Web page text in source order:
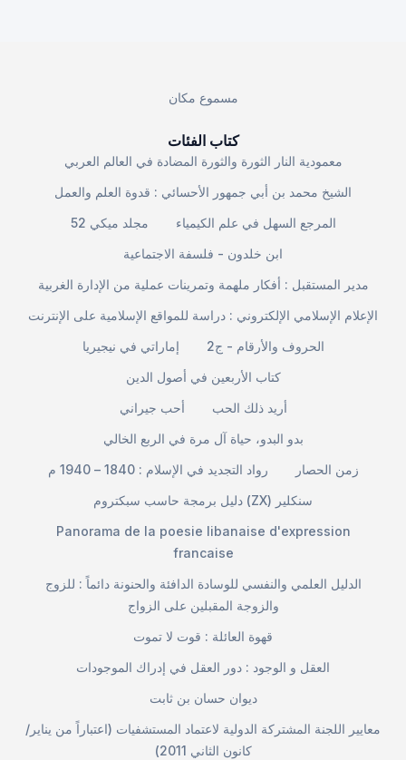
مسموع مكان
كتاب الفئات
معمودية النار الثورة والثورة المضادة في العالم العربي
الشيخ محمد بن أبي جمهور الأحسائي : قدوة العلم والعمل
مجلد ميكي 52
المرجع السهل في علم الكيمياء
ابن خلدون - فلسفة الاجتماعية
مدير المستقبل : أفكار ملهمة وتمرينات عملية من الإدارة الغربية
الإعلام الإسلامي الإلكتروني : دراسة للمواقع الإسلامية على الإنترنت
إماراتي في نيجيريا
الحروف والأرقام - ج2
كتاب الأربعين في أصول الدين
أحب جيراني
أريد ذلك الحب
بدو البدو، حياة آل مرة في الربع الخالي
رواد التجديد في الإسلام : 1840 – 1940 م
زمن الحصار
دليل برمجة حاسب سبكتروم (ZX) سنكلير
Panorama de la poesie libanaise d'expression
francaise
الدليل العلمي والنفسي للوسادة الدافئة والحنونة دائماً : للزوج
والزوجة المقبلين على الزواج
قهوة العائلة : قوت لا تموت
العقل و الوجود : دور العقل في إدراك الموجودات
ديوان حسان بن ثابت
معايير اللجنة المشتركة الدولية لاعتماد المستشفيات (اعتباراً من يناير/
كانون الثاني 2011)